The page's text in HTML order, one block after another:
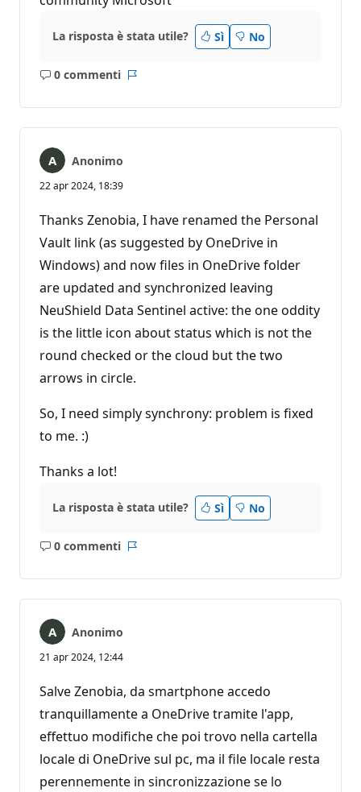
La risposta è stata utile? Sì No
0 commenti
Nessun
Anonimo
22 apr 2024, 18:39
Thanks Zenobia, I have renamed the Personal
Vault link (as suggested by OneDrive in
Windows) and now files in OneDrive folder
are updated and synchronized leaving
NeuShield Data Sentinel active: the one oddity
is the little icon about status which is not the
round checked or the cloud but the two
arrows in circle.
So, I need simply synchrony: problem is fixed
to me. :)
Thanks a lot!
La risposta è stata utile? Sì No
0 commenti
Nessun
Anonimo
21 apr 2024, 12:44
Salve Zenobia, da smartphone accedo
tranquillamente a OneDrive tramite l'app,
effettuo modifiche che poi trovo nella cartella
locale di OneDrive sul pc, ma il file locale resta
perennemente in sincronizzazione se lo